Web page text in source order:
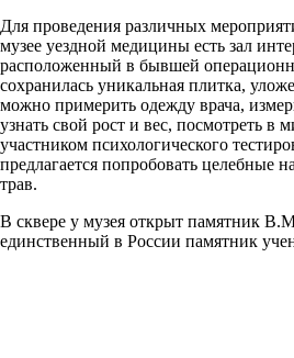
Для проведения различных
музее уездной медицины есть зал
расположенный в бывшей
сохранилась уникальная плитка,
можно примерить одежду врача,
узнать свой рост и вес, посмотреть в
участником психологического
предлагается попробовать целебные
трав.
В сквере у музея открыт памятник
единственный в России памятник